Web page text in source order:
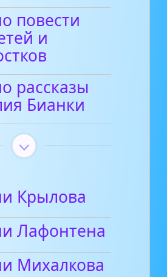
повести
и
рассказы
Бианки
Крылова
Лафонтена
Михалкова